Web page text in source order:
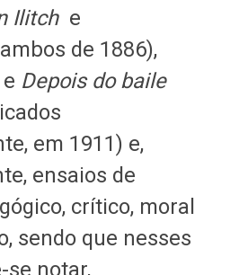
Ilitche
de 1886),
Depois do baile
em 1911) e,
ensaios de
crítico, moral
sendo que nesses
se notar,